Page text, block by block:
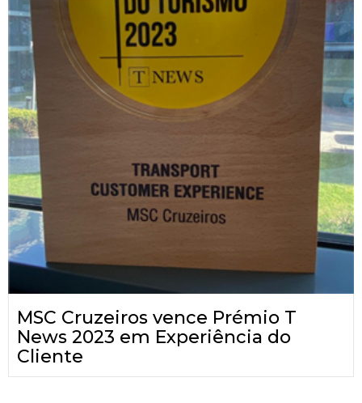
MSC Cruzeiros vence Prémio T
News 2023 em Experiência do
Cliente